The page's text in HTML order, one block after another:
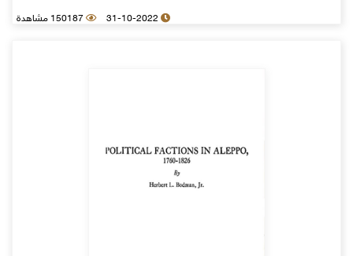
31-10-2022 150187 مشاهدة